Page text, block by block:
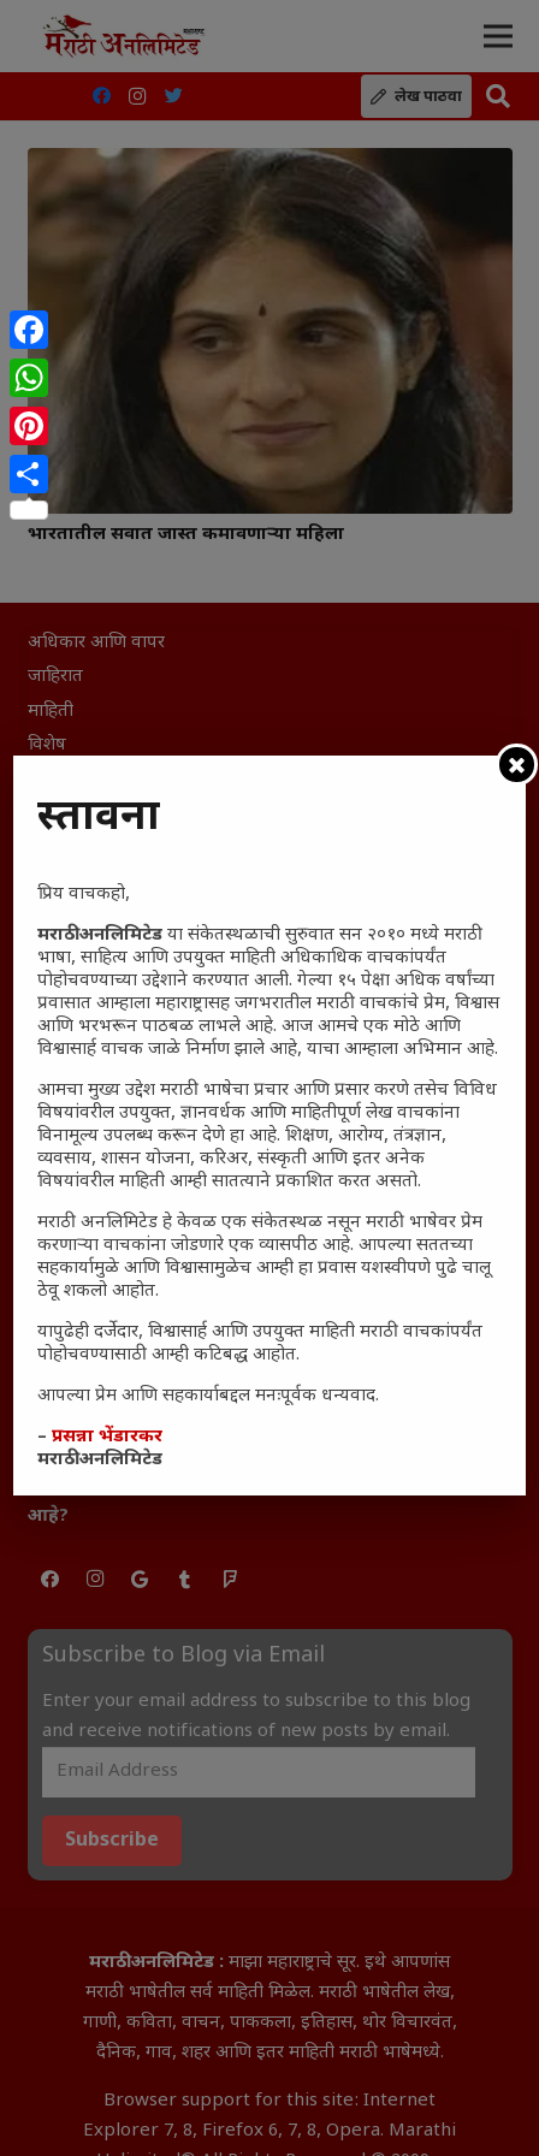
लेख पाठवा
भारतातील सर्वात जास्त कमावणाऱ्या महिला
अधिकार आणि वापर
जाहिरात
माहिती
विशेष
English To Marathi
Kruti Dev Unicode
Shop Unlimited
Thought For The Day
सामान्य आजारांवर गावठी उपाय – घरच्या घरी मिळवा प्राथमिक
आजच्या युगातील तरुण पिढी कुठे हरवली?
महाराष्ट्रातील किल्ल्यांचे महत्त्व : स्वराज्याच्या वैभवशाली इतिहासाचे
साक्षीदार
तरुणांच्या मनात नेमकं काय चाललंय?
यश आणि आत्मविश्वास: स्वप्नांना वास्तवात बदलण्याची शक्ती
महाराष्ट्रातील बदलत्या हवामानाचा शेतीवर वाढता परिणाम:
शेतकऱ्यांसमोरील नवीन आव्हाने आणि संधी
महाराष्ट्र आणि संपूर्ण भारतातील शेतकऱ्यांना मान्सूनचे महत्त्व
‘कॉकरोच जनता पार्टी’ची वेबसाईट अचानक डाउन; सोशल
सार्वजनिक नोंद: पेमेंट डिफॉल्ट प्रकरण – Kris Ankem [FFME]
आहे?
Subscribe to Blog via Email
Enter your email address to subscribe to this blog
and receive notifications of new posts by email.
Subscribe
मराठी अनलिमिटेड : माझा महाराष्ट्राचे सूर. इथे आपणांस
मराठी भाषेतील सर्व माहिती मिळेल. मराठी भाषेतील लेख,
गाणी, कविता, वाचन, पाककला, इतिहास, थोर विचारवंत,
दैनिक, गाव, शहर आणि इतर माहिती मराठी भाषेमध्ये.
Browser support for this site: Internet
Explorer 7, 8, Firefox 6, 7, 8, Opera. Marathi
Facebook
WhatsApp
Pinterest
Share
प्रस्तावना
प्रिय वाचकहो,
मराठी अनलिमिटेड या संकेतस्थळाची सुरुवात सन २०१० मध्ये मराठी
भाषा, साहित्य आणि उपयुक्त माहिती अधिकाधिक वाचकांपर्यंत
पोहोचवण्याच्या उद्देशाने करण्यात आली. गेल्या १५ पेक्षा अधिक वर्षांच्या
प्रवासात आम्हाला महाराष्ट्रासह जगभरातील मराठी वाचकांचे प्रेम, विश्वास
आणि भरभरून पाठबळ लाभले आहे. आज आमचे एक मोठे आणि
विश्वासार्ह वाचक जाळे निर्माण झाले आहे, याचा आम्हाला अभिमान आहे.
आमचा मुख्य उद्देश मराठी भाषेचा प्रचार आणि प्रसार करणे तसेच विविध
विषयांवरील उपयुक्त, ज्ञानवर्धक आणि माहितीपूर्ण लेख वाचकांना
विनामूल्य उपलब्ध करून देणे हा आहे. शिक्षण, आरोग्य, तंत्रज्ञान,
व्यवसाय, शासन योजना, करिअर, संस्कृती आणि इतर अनेक
विषयांवरील माहिती आम्ही सातत्याने प्रकाशित करत असतो.
मराठी अनलिमिटेड हे केवळ एक संकेतस्थळ नसून मराठी भाषेवर प्रेम
करणाऱ्या वाचकांना जोडणारे एक व्यासपीठ आहे. आपल्या सततच्या
सहकार्यामुळे आणि विश्वासामुळेच आम्ही हा प्रवास यशस्वीपणे पुढे चालू
ठेवू शकलो आहोत.
यापुढेही दर्जेदार, विश्वासार्ह आणि उपयुक्त माहिती मराठी वाचकांपर्यंत
पोहोचवण्यासाठी आम्ही कटिबद्ध आहोत.
आपल्या प्रेम आणि सहकार्याबद्दल मनःपूर्वक धन्यवाद.
–प्रसन्ना भेंडारकर
मराठी अनलिमिटेड